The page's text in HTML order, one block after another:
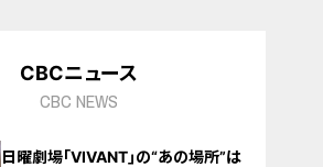
CBCニュース
CBC NEWS
日曜劇場｢VIVANT｣の“あの場所”は